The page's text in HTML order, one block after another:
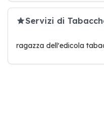
Servizi di
ragazza dell'edicola